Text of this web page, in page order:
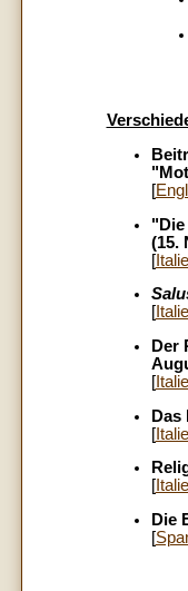
[
(15.
[
[
Der
[
[
[
Die
[